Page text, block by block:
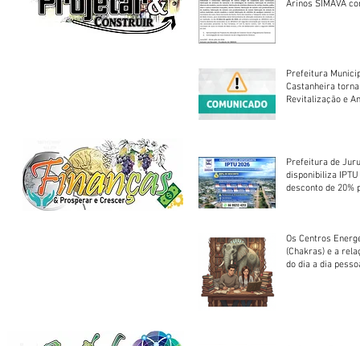
Arinos SIMAVA convoca à
Prefeitura
Castanheira
Revitalização e
Prefeitura de
disponibiliza
desconto de 20%
Os Centros
(Chakras) e a
do dia a dia